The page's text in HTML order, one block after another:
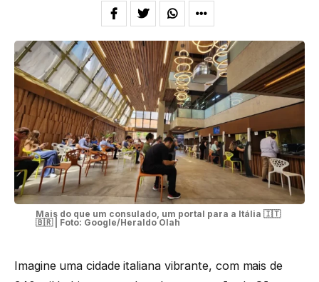
Mais do que um consulado, um portal para a Itália 🇮🇹
🇧🇷 | Foto: Google/Heraldo Olah
Imagine uma cidade italiana vibrante, com mais de